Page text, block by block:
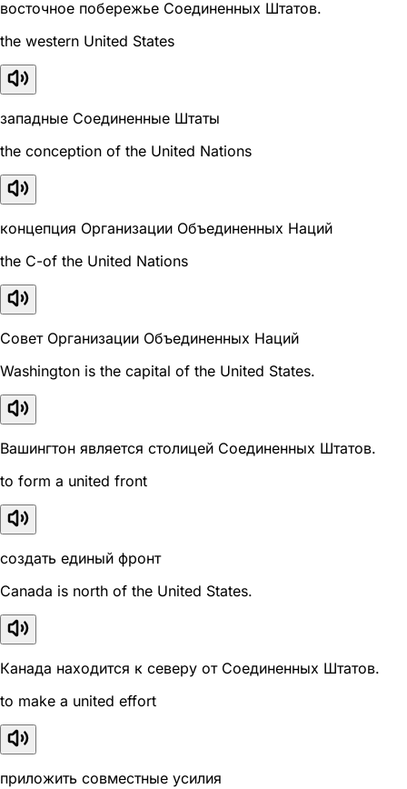
восточное побережье Соединенных Штатов.
the western United States
западные Соединенные Штаты
the conception of the United Nations
концепция Организации Объединенных Наций
the C-of the United Nations
Совет Организации Объединенных Наций
Washington is the capital of the United States.
Вашингтон является столицей Соединенных Штатов.
to form a united front
создать единый фронт
Canada is north of the United States.
Канада находится к северу от Соединенных Штатов.
to make a united effort
приложить совместные усилия